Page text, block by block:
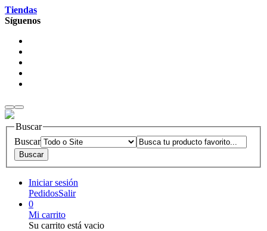
Tiendas
Síguenos
Buscar
Buscar
Iniciar sesión
PedidosSalir
0
Mi carrito
Su carrito está vacio